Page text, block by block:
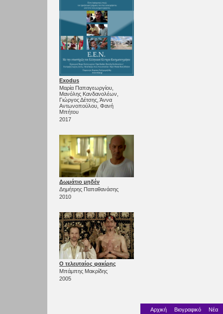
Exodus
Μαρία Παπαγεωργίου,
Μανόλης Κανδανολέων,
Γιώργος Δέτσης, Άννα
Αντωνοπούλου, Φανή
Μπήτου
2017
Δωμάτιο μηδέν
Δημήτρης Παπαθανάσης
2010
Ο τελευταίος φακίρης
Μπάμπης Μακρίδης
2005
Αρχική Βιογραφικό
Νέα